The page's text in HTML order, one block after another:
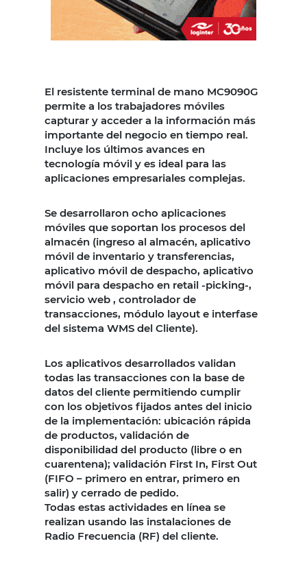
El resistente terminal de mano MC9090G
permite a los trabajadores móviles
capturar y acceder a la información más
importante del negocio en tiempo real.
Incluye los últimos avances en
tecnología móvil y es ideal para las
aplicaciones empresariales complejas.
Se desarrollaron ocho aplicaciones
móviles que soportan los procesos del
almacén (ingreso al almacén, aplicativo
móvil de inventario y transferencias,
aplicativo móvil de despacho, aplicativo
móvil para despacho en retail -picking-,
servicio web , controlador de
transacciones, módulo layout e interfase
del sistema WMS del Cliente).
Los aplicativos desarrollados validan
todas las transacciones con la base de
datos del cliente permitiendo cumplir
con los objetivos fijados antes del inicio
de la implementación: ubicación rápida
de productos, validación de
disponibilidad del producto (libre o en
cuarentena); validación First In, First Out
(FIFO – primero en entrar, primero en
salir) y cerrado de pedido.
Todas estas actividades en línea se
realizan usando las instalaciones de
Radio Frecuencia (RF) del cliente.